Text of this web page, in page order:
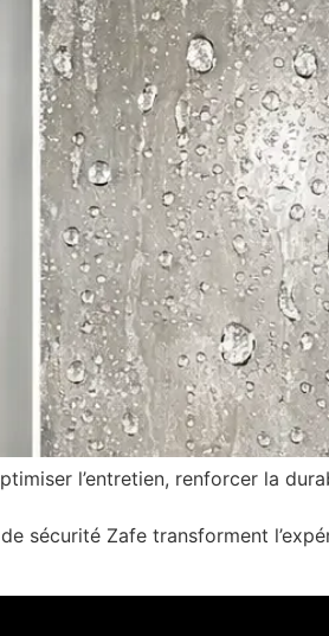
l’entretien, renforcer la
sécurité Zafe transforment